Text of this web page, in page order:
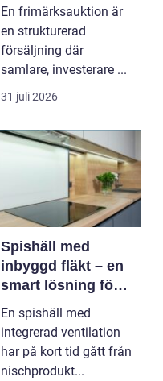
En frimärksauktion är
en strukturerad
försäljning där
samlare, investerare ...
31 juli 2026
Spishäll med
inbyggd fläkt – en
smart lösning för
moderna kök
En spishäll med
integrerad ventilation
har på kort tid gått från
nischprodukt...